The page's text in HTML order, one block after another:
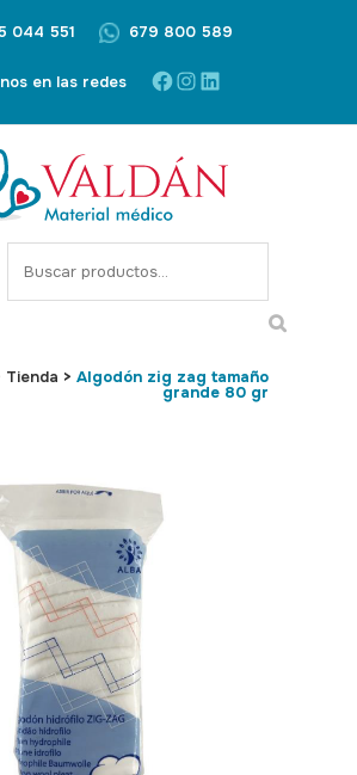
044 551 679 800 589
en las redes Facebook
Instagram
LinkedIn
S
e
c
Tienda > Algodón zig zag tamaño
grande 80 gr